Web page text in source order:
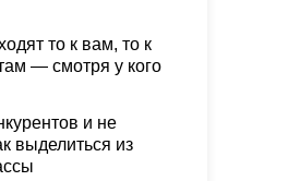
то к вам, то к
— смотря у кого
и не
выделиться из